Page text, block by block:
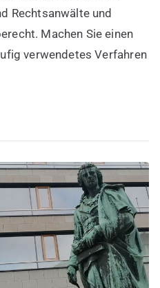
Rechtsanwälte und
Machen Sie einen
verwendetes Verfahren